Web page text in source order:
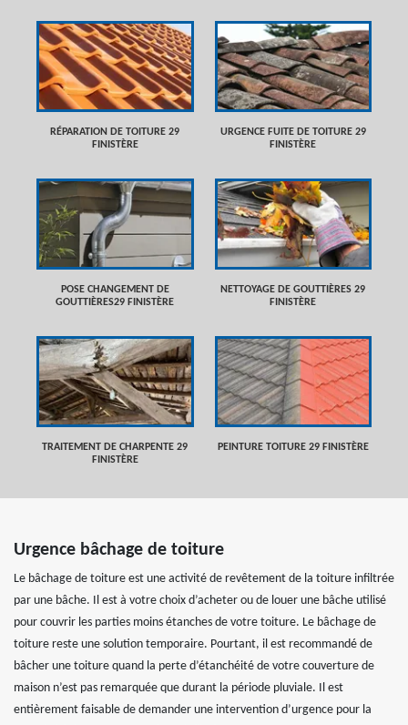
RÉPARATION DE TOITURE 29
FINISTÈRE
URGENCE FUITE DE TOITURE 29
FINISTÈRE
POSE CHANGEMENT DE
GOUTTIÈRES29 FINISTÈRE
NETTOYAGE DE GOUTTIÈRES 29
FINISTÈRE
TRAITEMENT DE CHARPENTE 29
FINISTÈRE
PEINTURE TOITURE 29 FINISTÈRE
Urgence bâchage de toiture
Le bâchage de toiture est une activité de revêtement de la toiture infiltrée
par une bâche. Il est à votre choix d’acheter ou de louer une bâche utilisé
pour couvrir les parties moins étanches de votre toiture. Le bâchage de
toiture reste une solution temporaire. Pourtant, il est recommandé de
bâcher une toiture quand la perte d’étanchéité de votre couverture de
maison n’est pas remarquée que durant la période pluviale. Il est
entièrement faisable de demander une intervention d’urgence pour la